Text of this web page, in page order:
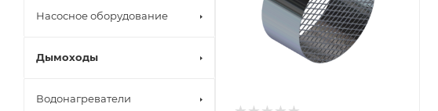
Насосное оборудование
Дымоходы
Водонагреватели